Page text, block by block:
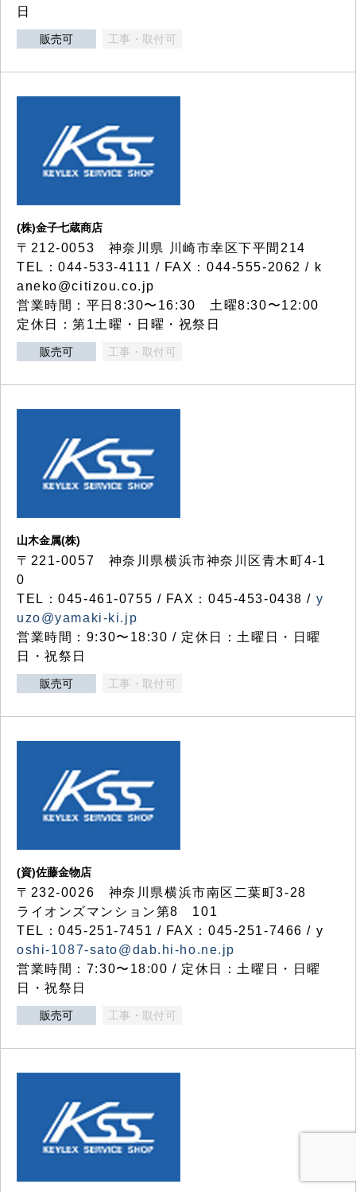
日
販売可 工事・取付可
(株)金子七蔵商店
〒212-0053 神奈川県 川崎市幸区下平間214
TEL：044-533-4111 / FAX：044-555-2062 / k
aneko@citizou.co.jp
営業時間：平日8:30〜16:30 土曜8:30〜12:00
定休日：第1土曜・日曜・祝祭日
販売可 工事・取付可
山木金属(株)
〒221-0057 神奈川県横浜市神奈川区青木町4-1
0
TEL：045-461-0755 / FAX：045-453-0438 / y
uzo@yamaki-ki.jp
営業時間：9:30〜18:30 / 定休日：土曜日・日曜
日・祝祭日
販売可 工事・取付可
(資)佐藤金物店
〒232-0026 神奈川県横浜市南区二葉町3-28
ライオンズマンション第8 101
TEL：045-251-7451 / FAX：045-251-7466 / y
oshi-1087-sato@dab.hi-ho.ne.jp
営業時間：7:30〜18:00 / 定休日：土曜日・日曜
日・祝祭日
販売可 工事・取付可